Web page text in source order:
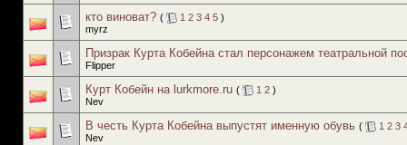
кто виноват? ( 1 2 3 4 5 )
myrz
Призрак Курта Кобейна стал персонажем театральной
Flipper
Курт Кобейн на lurkmore.ru ( 1 2 )
Nev
В честь Курта Кобейна выпустят именную обувь ( 1 2 3
Nev